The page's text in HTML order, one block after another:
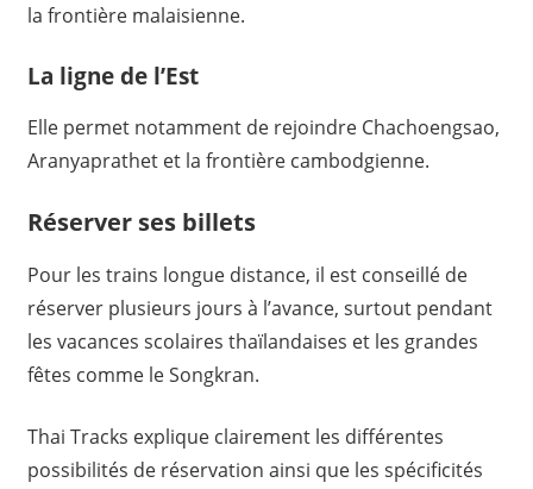
la frontière malaisienne.
La ligne de l’Est
Elle permet notamment de rejoindre Chachoengsao,
Aranyaprathet et la frontière cambodgienne.
Réserver ses billets
Pour les trains longue distance, il est conseillé de
réserver plusieurs jours à l’avance, surtout pendant
les vacances scolaires thaïlandaises et les grandes
fêtes comme le Songkran.
Thai Tracks explique clairement les différentes
possibilités de réservation ainsi que les spécificités